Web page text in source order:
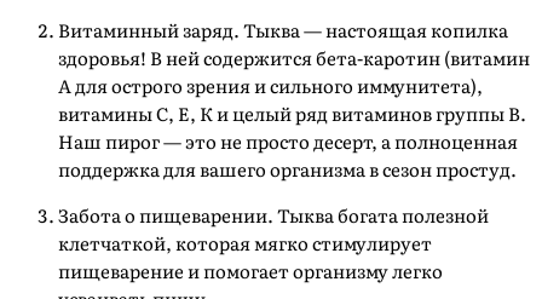
Витаминный заряд. Тыква — настоящая копилка
здоровья! В ней содержится бета-каротин (витамин
А для острого зрения и сильного иммунитета),
витамины С, Е, К и целый ряд витаминов группы В.
Наш пирог — это не просто десерт, а полноценная
поддержка для вашего организма в сезон простуд.
Забота о пищеварении. Тыква богата полезной
клетчаткой, которая мягко стимулирует
пищеварение и помогает организму легко